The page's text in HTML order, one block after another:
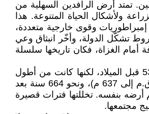
تمتد أرض الرافدين السهلية من
ولأشكال الحياة المتنوعة. هذا
إمبراطوريات وقوى خارجية متعددة،
تشكّل الدولة، وأخّر انبثاق وعي
الغزاة، فكان تاريخها سلسلة
لم تكن بلاد الرافدين الأكثر تعرضًا للاحتلال، ولا الأعنف في وقائع الغزو وتنوع أشكال الهيمنة الأجنبية، منذ أن سقطت بابل بيد الأَخمينيين عام 539 قبل الميلاد، لكنها كانت من أطول
البلدان خضوعًا للاحتلال الأجنبي. مكث العراق نحو 1840 سنة غير محكوم من أهله بشكل كامل، منها حوالي 1176 سنة قبل الإسلام (من 539 ق.م إلى 637 م)، ونحو 664 سنة بعد
من دون أن يحكم أرضه بنفسه. تخللتها فترات قصيرة
مجتمعها.